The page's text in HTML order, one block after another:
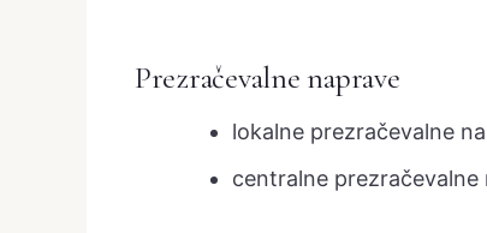
Prezračevalne naprave
lokalne prezračevalne
centralne prezračevalne